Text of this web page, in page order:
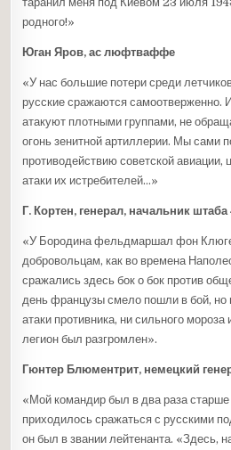
родного!»
Юган Яров, ас люфтваффе
«У нас большие потери среди
русские сражаются самоотверженно.
атакуют плотными группами, не
огонь зенитной артиллерии. Мы сами
противодействию советской
атаки их истребителей…»
Г. Кортен, генерал, начальник
«У Бородина фельдмаршал фон
добровольцам, как во времена
сражались здесь бок о бок против
день французы смело пошли в бой,
атаки противника, ни сильного
легион был разгромлен».
Гюнтер Блюментрит, немецкий
«Мой командир был в два раза
приходилось сражаться с русскими
он был в звании лейтенанта. «Здесь,